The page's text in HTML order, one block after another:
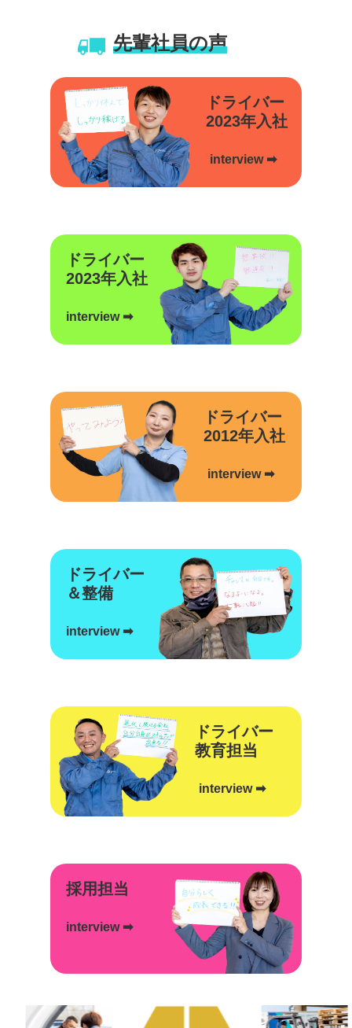
先輩社員の声
ドライバー
2023年入社
interview ➡
ドライバー
2023年入社
interview ➡
ドライバー
2012年入社
interview ➡
ドライバー
＆整備
interview ➡
ドライバー
教育担当
interview ➡
採用担当
interview ➡